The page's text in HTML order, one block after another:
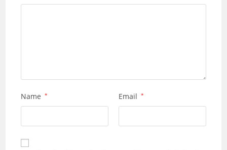
Name * Email *